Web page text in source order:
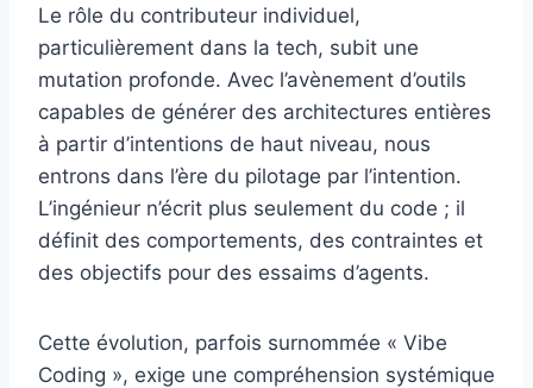
Le rôle du contributeur individuel,
particulièrement dans la tech, subit une
mutation profonde. Avec l’avènement d’outils
capables de générer des architectures entières
à partir d’intentions de haut niveau, nous
entrons dans l’ère du pilotage par l’intention.
L’ingénieur n’écrit plus seulement du code ; il
définit des comportements, des contraintes et
des objectifs pour des essaims d’agents.
Cette évolution, parfois surnommée « Vibe
Coding », exige une compréhension systémique